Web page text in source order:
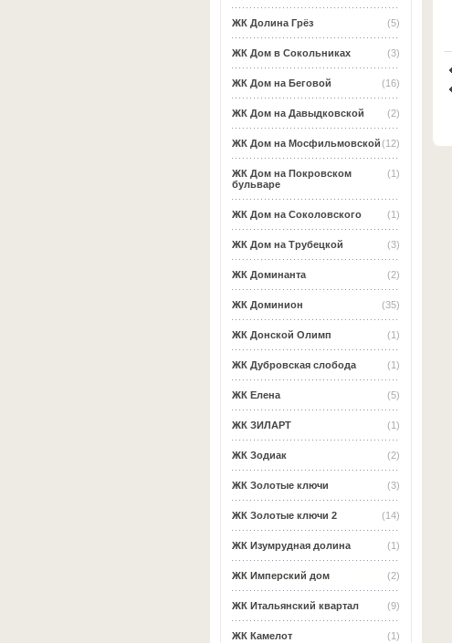
(5)
ЖК Долина Грёз
(3)
ЖК Дом в Сокольниках
(16)
ЖК Дом на Беговой
(2)
ЖК Дом на Давыдковской
(12)
ЖК Дом на Мосфильмовской
(1)
ЖК Дом на Покровском
бульваре
(1)
ЖК Дом на Соколовского
(3)
ЖК Дом на Трубецкой
(2)
ЖК Доминанта
(35)
ЖК Доминион
(1)
ЖК Донской Олимп
(1)
ЖК Дубровская слобода
(5)
ЖК Елена
(1)
ЖК ЗИЛАРТ
(2)
ЖК Зодиак
(3)
ЖК Золотые ключи
(14)
ЖК Золотые ключи 2
(1)
ЖК Изумрудная долина
(2)
ЖК Имперский дом
(9)
ЖК Итальянский квартал
(1)
ЖК Камелот